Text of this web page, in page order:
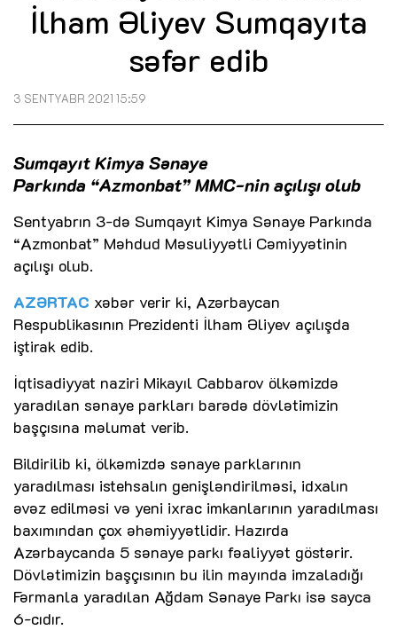
İlham Əliyev Sumqayıta
səfər edib
3 SENTYABR 2021 15:59
Sumqayıt Kimya Sənaye
Parkında “Azmonbat” MMC-nin açılışı olub
Sentyabrın 3-də Sumqayıt Kimya Sənaye Parkında
“Azmonbat” Məhdud Məsuliyyətli Cəmiyyətinin
açılışı olub.
AZƏRTAC xəbər verir ki, Azərbaycan
Respublikasının Prezidenti İlham Əliyev açılışda
iştirak edib.
İqtisadiyyat naziri Mikayıl Cabbarov ölkəmizdə
yaradılan sənaye parkları barədə dövlətimizin
başçısına məlumat verib.
Bildirilib ki, ölkəmizdə sənaye parklarının
yaradılması istehsalın genişləndirilməsi, idxalın
əvəz edilməsi və yeni ixrac imkanlarının yaradılması
baxımından çox əhəmiyyətlidir. Hazırda
Azərbaycanda 5 sənaye parkı fəaliyyət göstərir.
Dövlətimizin başçısının bu ilin mayında imzaladığı
Fərmanla yaradılan Ağdam Sənaye Parkı isə sayca
6-cıdır.